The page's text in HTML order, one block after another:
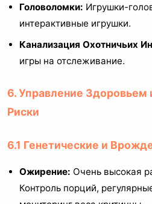
Головоломки: Игрушки-
интерактивные игрушки.
Канализация Охотничьих
игры на отслеживание.
6. Управление Здоровьем
Риски
6.1 Генетические и
Ожирение: Очень высокая
Контроль порций,